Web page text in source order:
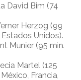
David Bim (74
Herzog (99
Unidos).
Munier (95 min.
Martel (125
Francia,